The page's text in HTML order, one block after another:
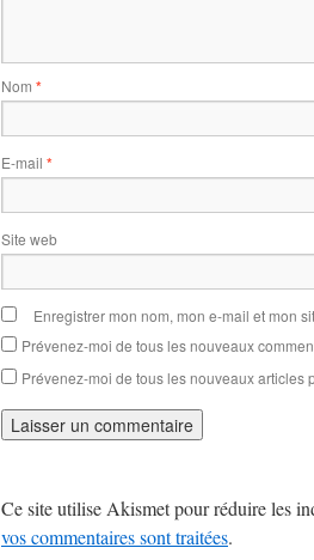
Nom *
E-mail *
Site web
Enregistrer mon nom, mon e-mail et mon
Prévenez-moi de tous les nouveaux
Prévenez-moi de tous les nouveaux articles
Ce site utilise Akismet pour réduire les
vos commentaires sont traitées.